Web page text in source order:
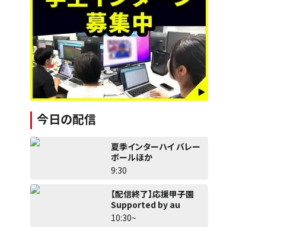
今日の配信
夏季インターハイ バレー
ボールほか
9:30
【配信終了】応援甲子園
Supported by au
10:30~